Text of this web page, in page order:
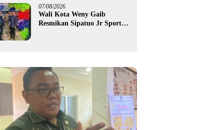
untuk 395 Pelaku Usaha
07/08/2026
Wali Kota Weny Gaib
Resmikan Sipatuo Jr Sport